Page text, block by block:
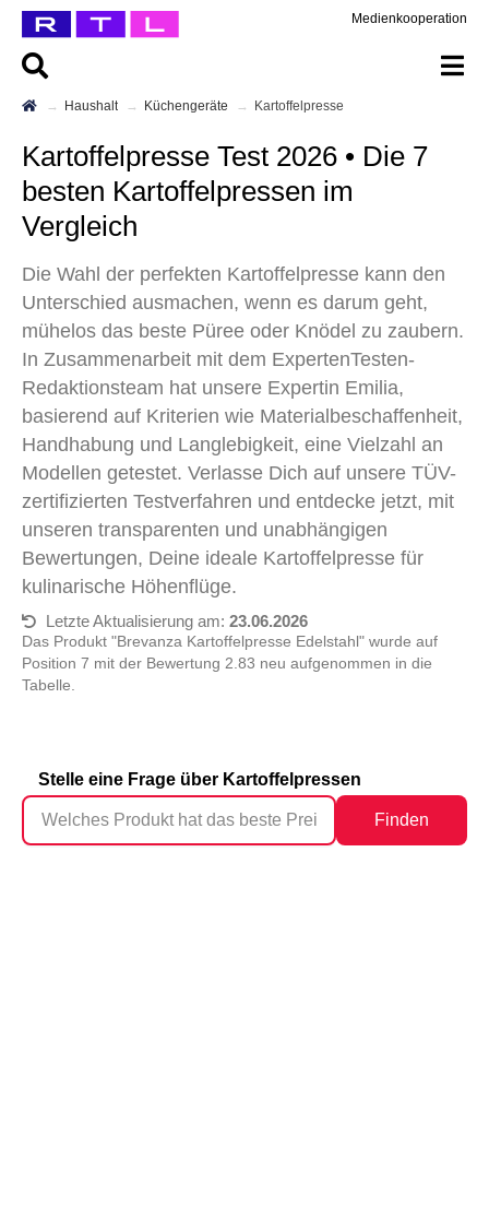
Medienkooperation
Haushalt Küchengeräte Kartoffelpresse
Kartoffelpresse Test 2026 • Die 7
besten Kartoffelpressen im
Vergleich
Die Wahl der perfekten Kartoffelpresse kann den
Unterschied ausmachen, wenn es darum geht,
mühelos das beste Püree oder Knödel zu zaubern.
In Zusammenarbeit mit dem ExpertenTesten-
Redaktionsteam hat unsere Expertin Emilia,
basierend auf Kriterien wie Materialbeschaffenheit,
Handhabung und Langlebigkeit, eine Vielzahl an
Modellen getestet. Verlasse Dich auf unsere TÜV-
zertifizierten Testverfahren und entdecke jetzt, mit
unseren transparenten und unabhängigen
Bewertungen, Deine ideale Kartoffelpresse für
kulinarische Höhenflüge.
Letzte Aktualisierung am: 23.06.2026
Das Produkt "Brevanza Kartoffelpresse Edelstahl" wurde auf
Position 7 mit der Bewertung 2.83 neu aufgenommen in die
Tabelle.
Stelle eine Frage über Kartoffelpressen
Finden